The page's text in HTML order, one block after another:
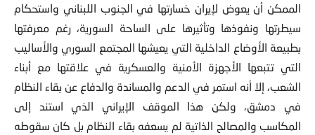
الممكن أن يعوض لإيران خسارتها في الجنوب اللبناني واستحكام
سيطرتها ونفوذها وتأثيرها على الساحة السورية، رغم معرفتها
بطبيعة الأوضاع الداخلية التي يعيشها المجتمع السوري والأساليب
التي تتبعها الأجهزة الأمنية والعسكرية في علاقتها مع أبناء
الشعب، إلا أنه استمر في الدعم والمساندة والدفاع عن بقاء النظام
في دمشق، ولكن هذا الموقف الإيراني الذي استند إلى
المكاسب والمصالح الذاتية لم يسعفه بقاء النظام بل كان سقوطه